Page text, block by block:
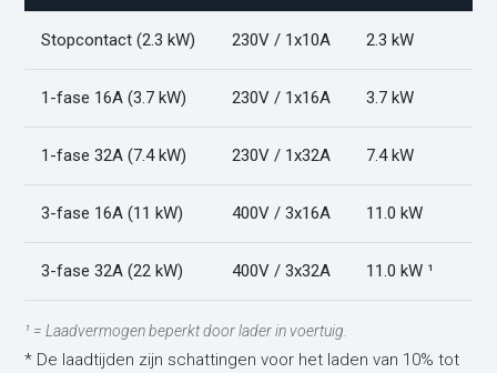
Stopcontact (2.3 kW) 230V / 1x10A 2.3 kW
1-fase 16A (3.7 kW) 230V / 1x16A 3.7 kW
1-fase 32A (7.4 kW) 230V / 1x32A 7.4 kW
3-fase 16A (11 kW) 400V / 3x16A 11.0 kW
3-fase 32A (22 kW) 400V / 3x32A 11.0 kW ¹
¹ = Laadvermogen beperkt door lader in voertuig.
* De laadtijden zijn schattingen voor het laden van 10% tot